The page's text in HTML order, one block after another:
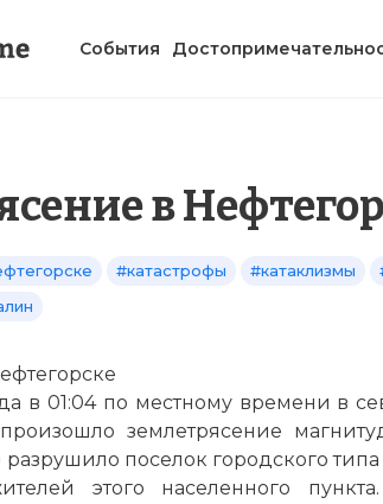
События
в
#катастрофы #катаклизмы
в 01:04 по местному времени в
землетрясение
поселок городского
этого населенного